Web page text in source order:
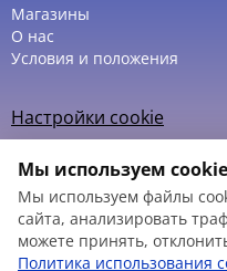
праздничные даты.
Магазины
О нас
Условия и положения
Настройки cookie
©
Мы используем cookie
Мы используем файлы
сайта, анализировать
можете принять,
Политика использования